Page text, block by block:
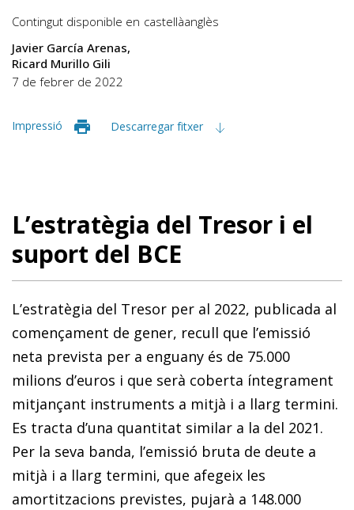
Contingut disponible en castellàanglès
Javier García Arenas
Ricard Murillo Gili
7 de febrer de 2022
Impressió Descarregar fitxer
L’estratègia del Tresor i el
suport del BCE
L’estratègia del Tresor per al 2022, publicada al
començament de gener, recull que l’emissió
neta prevista per a enguany és de 75.000
milions d’euros i que serà coberta íntegrament
mitjançant instruments a mitjà i a llarg termini.
Es tracta d’una quantitat similar a la del 2021.
Per la seva banda, l’emissió bruta de deute a
mitjà i a llarg termini, que afegeix les
amortitzacions previstes, pujarà a 148.000